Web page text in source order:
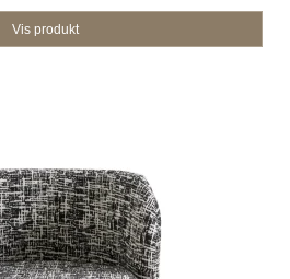
Vis produkt